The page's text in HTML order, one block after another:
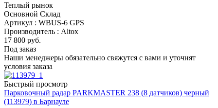
Теплый рынок
Основной Склад
Артикул : WBUS-6 GPS
Производитель : Altox
17 800 руб.
Под заказ
Наши менеджеры обязательно свяжутся с вами и уточнят
условия заказа
Быстрый просмотр
Парковочный радар PARKMASTER 238 (8 датчиков) черный
(113979) в Барнауле